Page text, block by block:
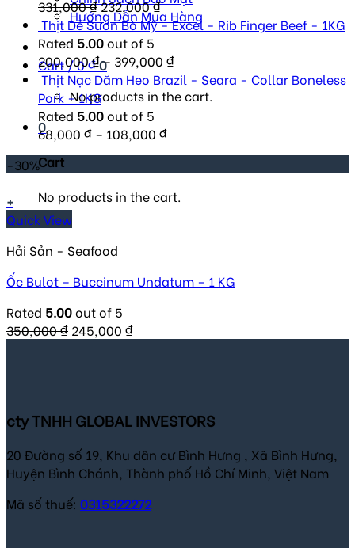
Hướng Dẫn Mua Hàng
Cart /0₫0
No products in the cart.
0
Cart
No products in the cart.
331,000₫Original
price
was:
331,000 ₫.
232,000₫Current
price
232,000 ₫.
Thịt Dẻ Sườn Bò Mỹ - Excel - Rib Finger Beef - 1KG
Rated 5.00out of 5
200,000₫– 399,000 ₫
Thịt Nạc Dăm Heo Brazil - Seara - Collar Boneless
Pork - 1KG
Rated 5.00out of 5
68,000 ₫ – 108,000 ₫
-30%
+
Quick View
Hải Sản - Seafood
Ốc Bulot – Buccinum Undatum – 1 KG
Rated 5.00out of 5
350,000₫ Original
245,000 ₫Current
cty TNHH GLOBAL INVESTORS
20 Đường số 19, Khu dân cư Bình Hưng , Xã Bình Hưng,
Huyện Bình Chánh, Thành phố Hồ Chí Minh, Việt Nam
Mã số thuế: 0315322272